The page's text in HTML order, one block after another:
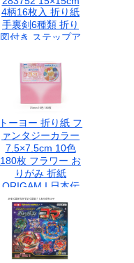
4柄16枚入 折り紙
手裏剣6種類 折り
図付き ステップア
幼児 クラフト 遊び
日本製
トーヨー 折り紙 フ
ァンタジーカラー
7.5×7.5cm 10色
180枚 フラワー お
りがみ 折紙
ORIGAM I 日本伝
統の遊び 保育園 幼
稚園 小学校 家庭